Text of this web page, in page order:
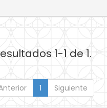
1-1 de 1.
1 Siguiente